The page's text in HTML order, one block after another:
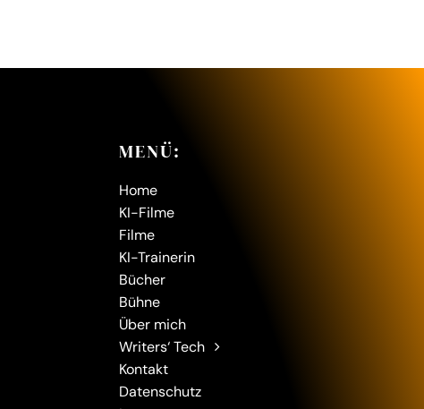
MENÜ:
Home
KI-Filme
Filme
KI-Trainerin
Bücher
Bühne
Über mich
Writers‘ Tech
Kontakt
Datenschutz